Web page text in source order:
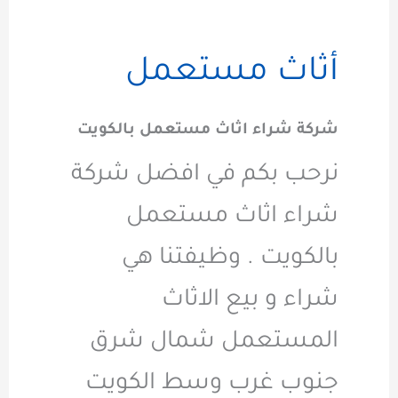
أثاث مستعمل
شركة شراء اثاث مستعمل بالكويت
نرحب بكم في افضل شركة
شراء اثاث مستعمل
بالكويت . وظيفتنا هي
شراء و بيع الاثاث
المستعمل شمال شرق
جنوب غرب وسط الكويت